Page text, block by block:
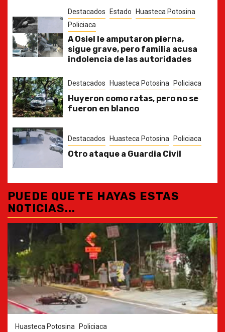
Destacados Estado
Huasteca Potosina
Policiaca
A Osiel le amputaron pierna,
sigue grave, pero familia acusa
indolencia de las autoridades
Destacados Huasteca Potosina Policiaca
Huyeron como ratas, pero no se
fueron en blanco
Destacados Huasteca Potosina Policiaca
Otro ataque a Guardia Civil
PUEDE QUE TE HAYAS ESTAS
NOTICIAS...
Huasteca Potosina Policiaca